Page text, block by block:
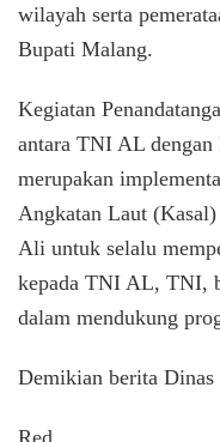
wilayah serta
Bupati Malang.
Kegiatan
antara TNI AL
merupakan
Angkatan Laut
Ali untuk selalu
kepada TNI AL, TNI,
dalam mendukung
Demikian berita Dinas
Red